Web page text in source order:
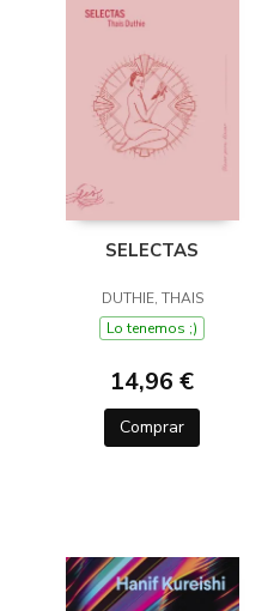
SELECTAS
DUTHIE, THAIS
Lo tenemos ;)
14,96 €
Comprar